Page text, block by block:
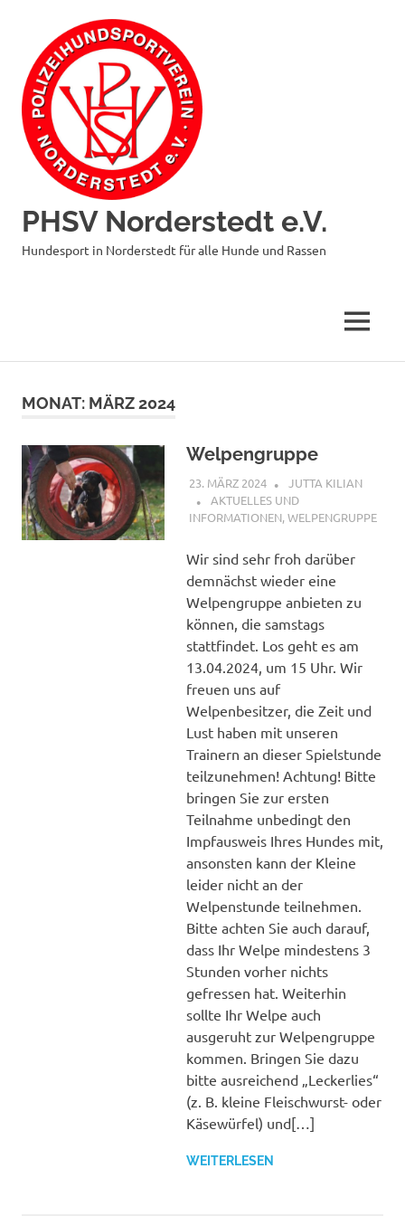
springen
PHSV Norderstedt e.V.
Hundesport in Norderstedt für alle Hunde und Rassen
MENÜ
MONAT: MÄRZ 2024
Welpengruppe
23. MÄRZ 2024
JUTTA KILIAN
AKTUELLES UND
INFORMATIONEN,WELPENGRUPPE
Wir sind sehr froh darüber
demnächst wieder eine
Welpengruppe anbieten zu
können, die samstags
stattfindet. Los geht es am
13.04.2024, um 15 Uhr. Wir
freuen uns auf
Welpenbesitzer, die Zeit und
Lust haben mit unseren
Trainern an dieser Spielstunde
teilzunehmen! Achtung! Bitte
bringen Sie zur ersten
Teilnahme unbedingt den
Impfausweis Ihres Hundes mit,
ansonsten kann der Kleine
leider nicht an der
Welpenstunde teilnehmen.
Bitte achten Sie auch darauf,
dass Ihr Welpe mindestens 3
Stunden vorher nichts
gefressen hat. Weiterhin
sollte Ihr Welpe auch
ausgeruht zur Welpengruppe
kommen. Bringen Sie dazu
bitte ausreichend „Leckerlies“
(z. B. kleine Fleischwurst- oder
Käsewürfel) und[…]
WEITERLESEN